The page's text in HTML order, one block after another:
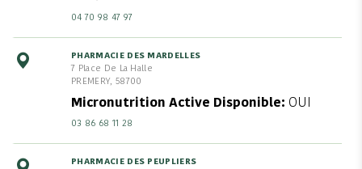
04 70 98 47 97
PHARMACIE DES MARDELLES
7 Place De La Halle
PREMERY, 58700
Micronutrition Active Disponible OUI
03 86 68 11 28
PHARMACIE DES PEUPLIERS